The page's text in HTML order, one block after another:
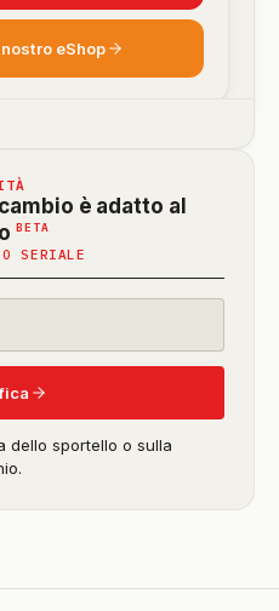
eShop
è adatto al
BETA
in
beta)
SERIALE
dello sportello o sulla